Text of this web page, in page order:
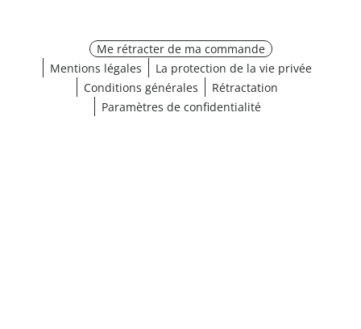
Me rétracter de ma commande
Mentions légales
La protection de la vie privée
Conditions générales
Rétractation
Paramètres de confidentialité